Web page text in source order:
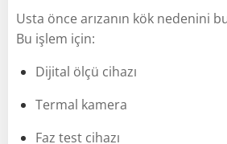
Usta önce arızanın kök nedenini
Bu işlem için:
Dijital ölçü cihazı
Termal kamera
Faz test cihazı